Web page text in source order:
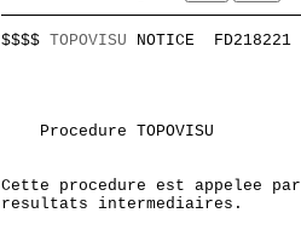
$$$$ TOPOVISU NOTICE
Procedure TOPOVISU
Cette procedure est appelee
resultats intermediaires.